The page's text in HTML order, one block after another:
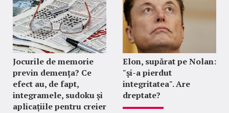
Jocurile de memorie
previn demența? Ce
efect au, de fapt,
integramele, sudoku și
aplicațiile pentru creier
Elon, supărat pe Nolan:
"şi-a pierdut
integritatea". Are
dreptate?